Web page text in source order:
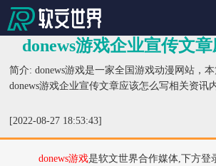
donews游戏企业宣传文
简介: donews游戏是一家全国游戏动漫网站，
donews游戏企业宣传文章应该怎么写相关资讯
[2022-08-27 18:53:43]
donews游戏是软文世界合作媒体,下方登